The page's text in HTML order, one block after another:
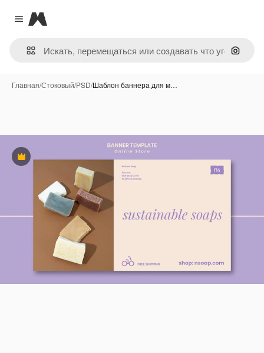
Close menu
Magnific
Поиск
Главная/Стоковый/PSD/Шаблон баннера для м…
Премиум